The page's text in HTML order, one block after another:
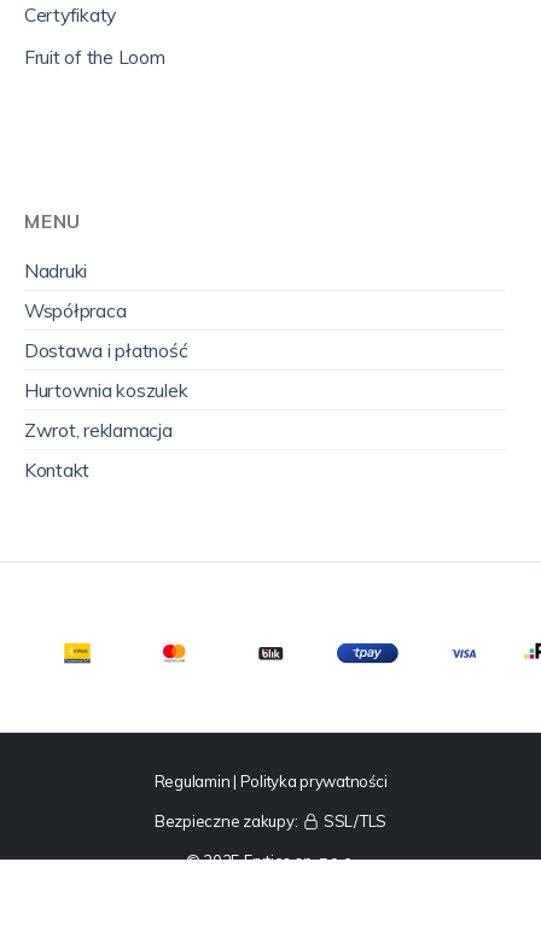
Certyfikaty
Fruit of the Loom
MENU
Nadruki
Współpraca
Dostawa i płatność
Hurtownia koszulek
Zwrot, reklamacja
Kontakt
Regulamin| Polityka prywatności
Bezpieczne zakupy: SSL/TLS
© 2025 Fruties sp. z o.o.